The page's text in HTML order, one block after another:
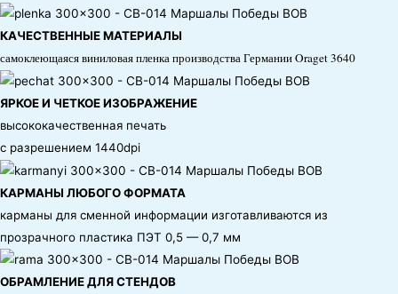
КАЧЕСТВЕННЫЕ МАТЕРИАЛЫ
самоклеющаяся виниловая пленка производства Германии Oraget 3640
ЯРКОЕ И ЧЕТКОЕ ИЗОБРАЖЕНИЕ
высококачественная печать
с разрешением 1440dpi
КАРМАНЫ ЛЮБОГО ФОРМАТА
карманы для сменной информации изготавливаются из
прозрачного пластика ПЭТ 0,5 — 0,7 мм
ОБРАМЛЕНИЕ ДЛЯ СТЕНДОВ